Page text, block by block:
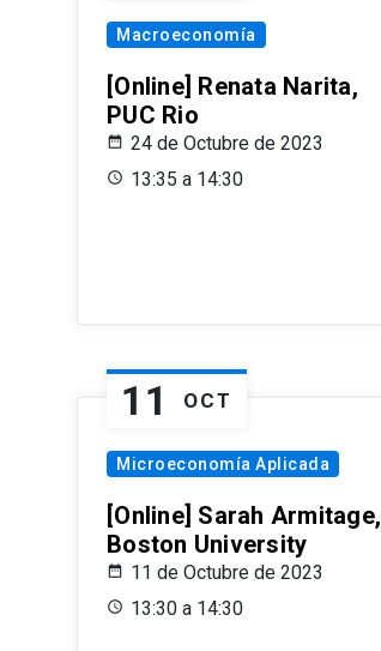
Macroeconomía
[Online] Renata Narita,
PUC Rio
24 de Octubre de 2023
13:35 a 14:30
11 OCT
Microeconomía Aplicada
[Online] Sarah Armitage,
Boston University
11 de Octubre de 2023
13:30 a 14:30